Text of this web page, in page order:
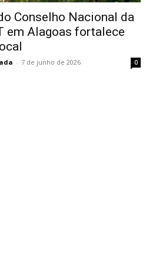
Conselho Nacional da
em Alagoas fortalece
- 7 de junho de 2026 0